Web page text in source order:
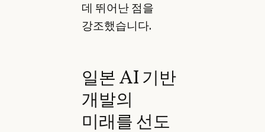
데 뛰어난 점을
강조했습니다.
일본 AI 기반
개발의
미래를 선도